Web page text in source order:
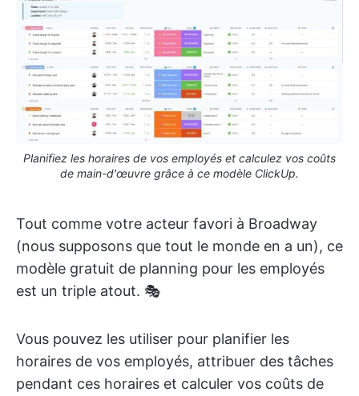
Planifiez les horaires de vos employés et calculez vos coûts
de main-d'œuvre grâce à ce modèle ClickUp.
Tout comme votre acteur favori à Broadway
(nous supposons que tout le monde en a un), ce
modèle gratuit de planning pour les employés
est un triple atout. 🎭
Vous pouvez les utiliser pour planifier les
horaires de vos employés, attribuer des tâches
pendant ces horaires et calculer vos coûts de